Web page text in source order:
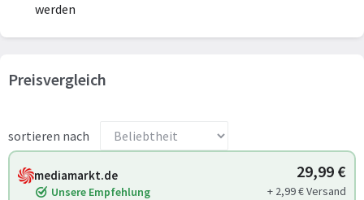
werden
Preisvergleich
sortieren nach
mediamarkt.de
Unsere Empfehlung
29,99 €
+ 2,99 € Versand